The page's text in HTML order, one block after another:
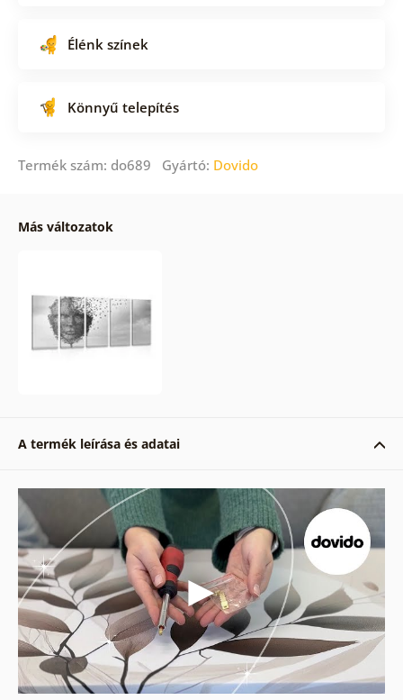
Élénk színek
Könnyű telepítés
Termék szám: do689 Gyártó: Dovido
Más változatok
A termék leírása és adatai